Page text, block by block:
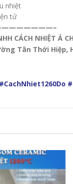
nhiệt
tử
CÁCH NHIỆT Á
Tân Thới Hiệp,
#CachNhiet1260Do